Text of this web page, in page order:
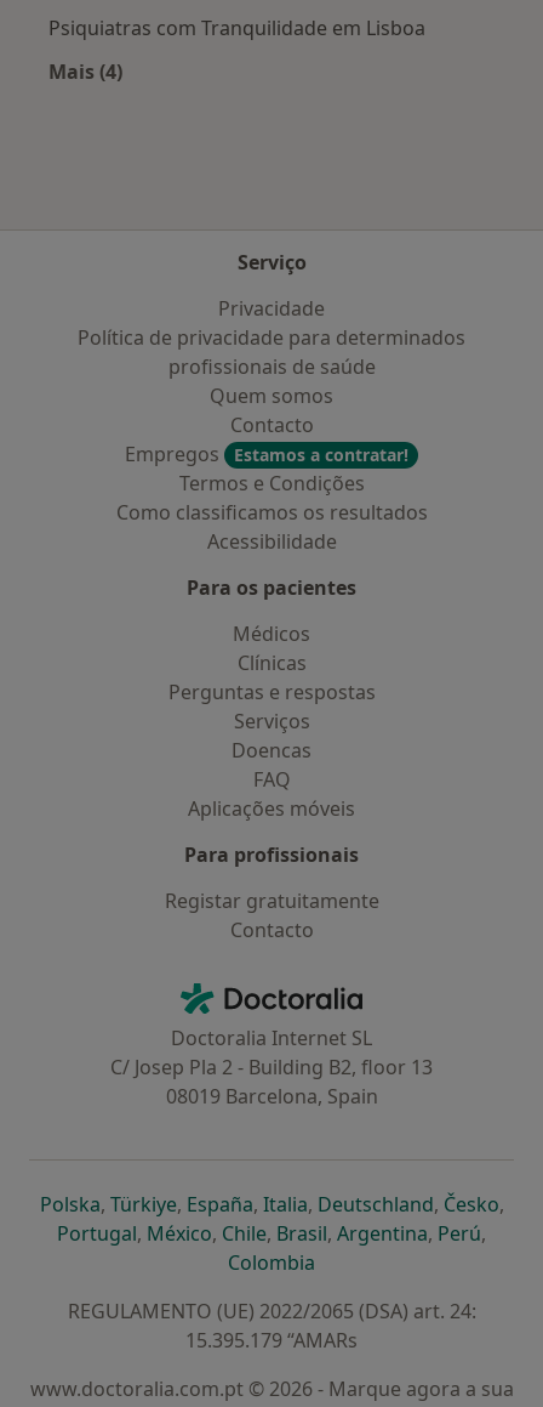
Psiquiatras com Tranquilidade em Lisboa
Mais (4)
Serviço
Privacidade
Política de privacidade para determinados
profissionais de saúde
Quem somos
Contacto
Empregos
Estamos a contratar!
Termos e Condições
Como classificamos os resultados
Acessibilidade
Para os pacientes
Médicos
Clínicas
Perguntas e respostas
Serviços
Doencas
FAQ
Aplicações móveis
Para profissionais
Registar gratuitamente
Contacto
Doctoralia - Homepage
Doctoralia Internet SL
C/ Josep Pla 2 - Building B2, floor 13
08019 Barcelona, Spain
Polskaabre num novo separador
, Türkiyeabre num novo separador
, Españaabre num novo separador
, Italiaabre num novo
, Deutschlandabre num
, Česko,
Portugalabre num novo separador
, Méxicoabre num novo separador
, Chileabre num novo separador
, Brasilabre num novo
, Argentinaabre num
, Perúabre
,
Colombia
REGULAMENTO (UE) 2022/2065 (DSA) art. 24:
15.395.179 “AMARs
www.doctoralia.com.pt © 2026 - Marque agora a sua